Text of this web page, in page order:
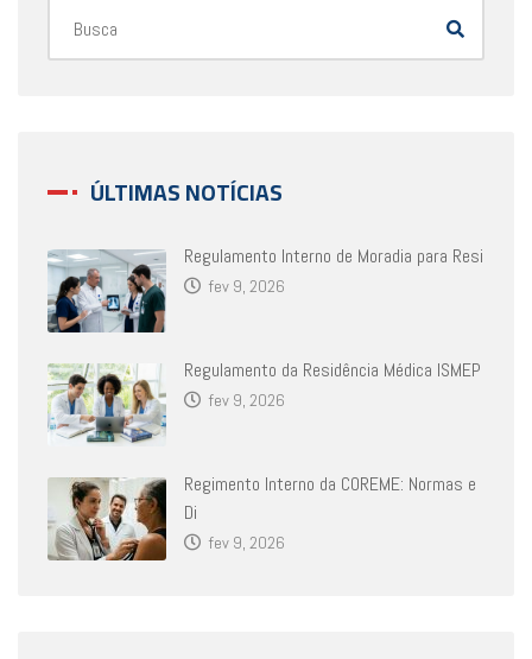
ÚLTIMAS NOTÍCIAS
Regulamento Interno de Moradia para Resi
fev 9, 2026
Regulamento da Residência Médica ISMEP
fev 9, 2026
Regimento Interno da COREME: Normas e
Di
fev 9, 2026